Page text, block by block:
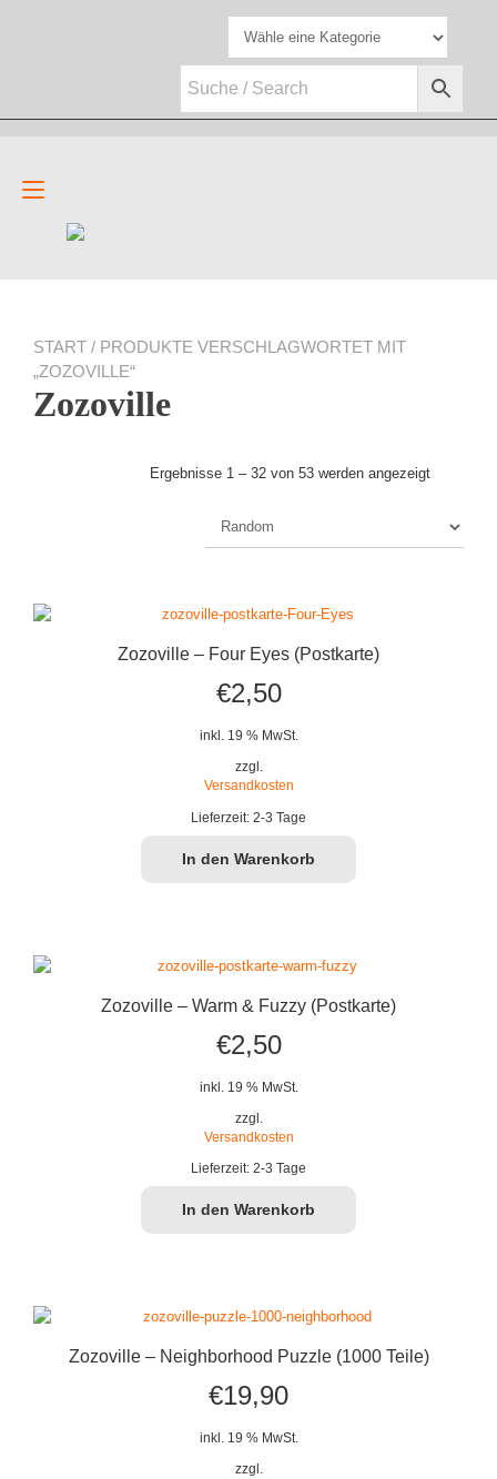
Navigation
umschalten
START / PRODUKTE VERSCHLAGWORTET MIT
„ZOZOVILLE“
Zozoville
Ergebnisse 1 – 32 von 53 werden angezeigt
Zozoville – Four Eyes (Postkarte)
€2,50
inkl. 19 % MwSt.
zzgl.
Versandkosten
Lieferzeit: 2-3 Tage
In den Warenkorb
Zozoville – Warm & Fuzzy (Postkarte)
€2,50
inkl. 19 % MwSt.
zzgl.
Versandkosten
Lieferzeit: 2-3 Tage
In den Warenkorb
Zozoville – Neighborhood Puzzle (1000 Teile)
€19,90
inkl. 19 % MwSt.
zzgl.